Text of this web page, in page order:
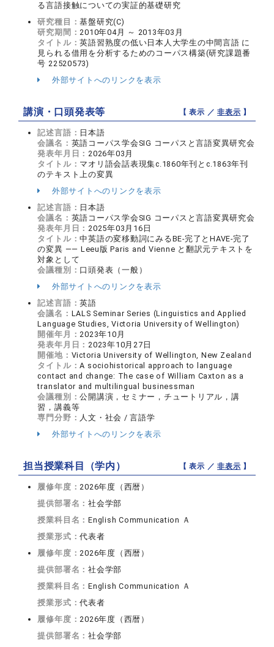
る言語接触についての実証的基礎研究
研究種目：基盤研究(C)
研究期間：2010年04月 ～ 2013年03月
タイトル：英語習熟度の低い日本人大学生の中間言語 に
見られる借用を分析するためのコーパス構築(研究課題番
号 22520573)
外部サイトへのリンクを表示
講演・口頭発表等 【 表示 ／非表示 】
記述言語： 日本語
会議名： 英語コーパス学会SIG コーパスと言語変異研究会
発表年月日：2026年03月
タイトル： マオリ語会話表現集c.1860年刊とc.1863年刊
のテキスト上の変異
外部サイトへのリンクを表示
記述言語： 日本語
会議名： 英語コーパス学会SIG コーパスと言語変異研究会
発表年月日：2025年03月16日
タイトル：中英語の変移動詞にみるBE-完了とHAVE-完了
の変異 —— Leeu版 Paris and Vienne と翻訳元テキストを
対象として
会議種別： 口頭発表（一般）
外部サイトへのリンクを表示
記述言語：英語
会議名： LALS Seminar Series (Linguistics and Applied
Language Studies, Victoria University of Wellington)
開催年月：2023年10月
発表年月日：2023年10月27日
開催地： Victoria University of Wellington, New Zealand
タイトル：A sociohistorical approach to language
contact and change: The case of William Caxton as a
translator and multilingual businessman
会議種別：公開講演，セミナー，チュートリアル，講
習，講義等
専門分野： 人文・社会 / 言語学
外部サイトへのリンクを表示
担当授業科目（学内） 【 表示 ／非表示 】
履修年度：2026年度（西暦）
提供部署名：社会学部
授業科目名：English Communication Ａ
授業形式：代表者
履修年度：2026年度（西暦）
提供部署名：社会学部
授業科目名：English Communication Ａ
授業形式：代表者
履修年度：2026年度（西暦）
提供部署名：社会学部